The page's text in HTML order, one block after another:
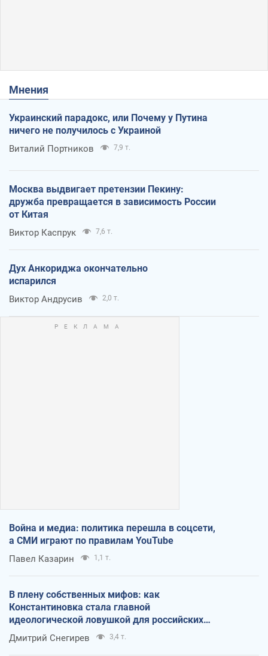
Мнения
Украинский парадокс, или Почему у Путина
ничего не получилось с Украиной
Виталий Портников 7,9 т.
Москва выдвигает претензии Пекину:
дружба превращается в зависимость России
от Китая
Виктор Каспрук 7,6 т.
Дух Анкориджа окончательно
испарился
Виктор Андрусив 2,0 т.
Война и медиа: политика перешла в соцсети,
а СМИ играют по правилам YouTube
Павел Казарин 1,1 т.
В плену собственных мифов: как
Константиновка стала главной
идеологической ловушкой для российских
оккупантов
Дмитрий Снегирев 3,4 т.